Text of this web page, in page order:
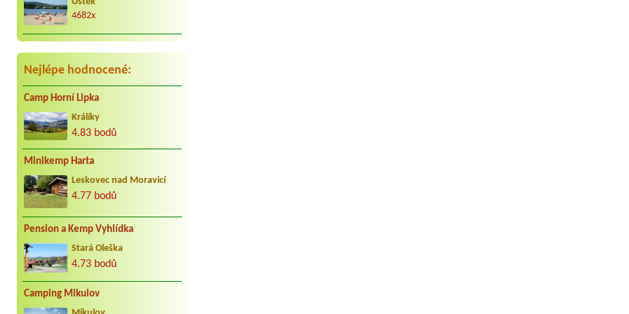
kar. cca 25 let do Jindřiše vždy
radostně. Děkujeme Vaculovi, Brno.
4682x
Nejlépe hodnocené:
Camp Horní Lipka
Králíky
4.83 bodů
Minikemp Harta
Leskovec nad Moravicí
4.77 bodů
Pension a Kemp Vyhlídka
Stará Oleška
4.73 bodů
Camping Mikulov